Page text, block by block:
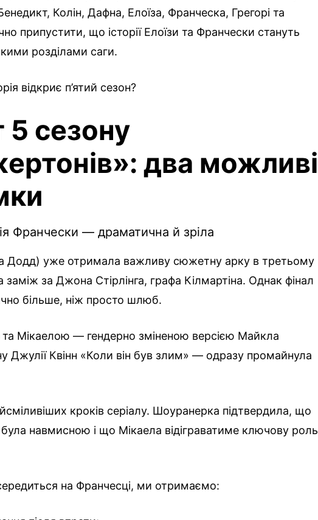
Колін, Дафна, Елоїза, Франческа, Грегорі та
припустити, що історії Елоїзи та Франчески стануть
розділами саги.
відкриє п’ятий сезон?
сезону
два можливі
Франчески — драматична й зріла
Додд) уже отримала важливу сюжетну арку в третьому
заміж за Джона Стірлінга, графа Кілмартіна. Однак фінал
більше, ніж просто шлюб.
Мікаелою — гендерно зміненою версією Майкла
Джулії Квінн «Коли він був злим» — одразу промайнула
кроків серіалу. Шоуранерка підтвердила, що
навмисною і що Мікаела відіграватиме ключову роль
на Франчесці, ми отримаємо: